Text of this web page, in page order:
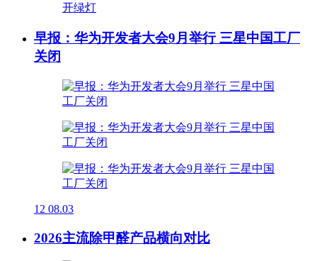
早报：华为开发者大会9月举行 三星中国工厂
关闭
12 08.03
2026主流除甲醛产品横向对比